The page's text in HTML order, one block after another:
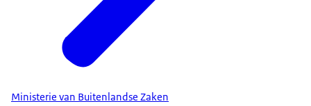
Ministerie van Buitenlandse Zaken